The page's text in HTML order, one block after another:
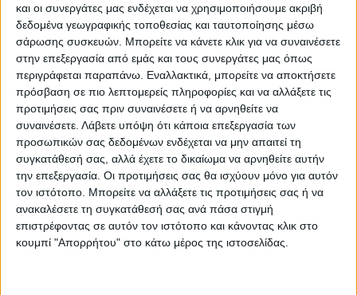
και οι συνεργάτες μας ενδέχεται να χρησιμοποιήσουμε ακριβή
δεδομένα γεωγραφικής τοποθεσίας και ταυτοποίησης μέσω
σάρωσης συσκευών. Μπορείτε να κάνετε κλικ για να συναινέσετε
στην επεξεργασία από εμάς και τους συνεργάτες μας όπως
περιγράφεται παραπάνω. Εναλλακτικά, μπορείτε να αποκτήσετε
πρόσβαση σε πιο λεπτομερείς πληροφορίες και να αλλάξετε τις
προτιμήσεις σας πριν συναινέσετε ή να αρνηθείτε να
συναινέσετε. Λάβετε υπόψη ότι κάποια επεξεργασία των
προσωπικών σας δεδομένων ενδέχεται να μην απαιτεί τη
συγκατάθεσή σας, αλλά έχετε το δικαίωμα να αρνηθείτε αυτήν
την επεξεργασία. Οι προτιμήσεις σας θα ισχύουν μόνο για αυτόν
τον ιστότοπο. Μπορείτε να αλλάξετε τις προτιμήσεις σας ή να
ανακαλέσετε τη συγκατάθεσή σας ανά πάσα στιγμή
επιστρέφοντας σε αυτόν τον ιστότοπο και κάνοντας κλικ στο
κουμπί "Απορρήτου" στο κάτω μέρος της ιστοσελίδας.
Usb 3.0 Repeater Cable 5M Active Digitus DA-73104